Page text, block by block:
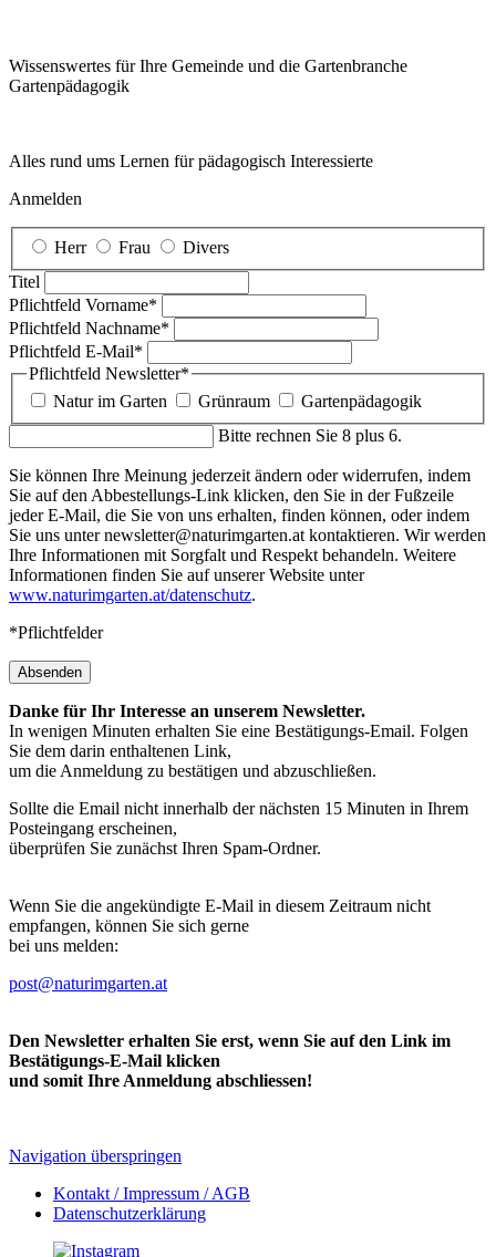
Wissenswertes für Ihre Gemeinde und die Gartenbranche
Garten­pädagogik
Alles rund ums Lernen für pädagogisch Interessierte
Anmelden
Herr Frau
Divers
Titel
Pflichtfeld Vorname*
Pflichtfeld Nachname*
Pflichtfeld E-Mail*
Pflichtfeld Newsletter*
Natur im Garten
Grünraum
Gartenpädagogik
Bitte rechnen Sie 8 plus 6.
Sie können Ihre Meinung jederzeit ändern oder widerrufen, indem
Sie auf den Abbestellungs-Link klicken, den Sie in der Fußzeile
jeder E-Mail, die Sie von uns erhalten, finden können, oder indem
Sie uns unter newsletter@naturimgarten.at kontaktieren. Wir werden
Ihre Informationen mit Sorgfalt und Respekt behandeln. Weitere
Informationen finden Sie auf unserer Website unter
www.naturimgarten.at/datenschutz.
*Pflichtfelder
Absenden
Danke für Ihr Interesse an unserem Newsletter.
In wenigen Minuten erhalten Sie eine Bestätigungs-Email. Folgen
Sie dem darin enthaltenen Link,
um die Anmeldung zu bestätigen und abzuschließen.
Sollte die Email nicht innerhalb der nächsten 15 Minuten in Ihrem
Posteingang erscheinen,
überprüfen Sie zunächst Ihren Spam-Ordner.
Wenn Sie die angekündigte E-Mail in diesem Zeitraum nicht
empfangen, können Sie sich gerne
bei uns melden:
post@naturimgarten.at
Den Newsletter erhalten Sie erst, wenn Sie auf den Link im
Bestätigungs-E-Mail klicken
und somit Ihre Anmeldung abschliessen!
Navigation überspringen
Kontakt / Impressum / AGB
Datenschutzerklärung